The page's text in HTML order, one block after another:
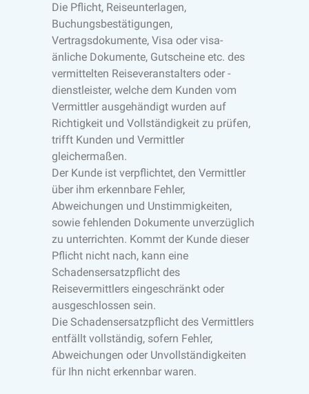
Die Pflicht, Reiseunterlagen,
Buchungsbestätigungen,
Vertragsdokumente, Visa oder visa-
änliche Dokumente, Gutscheine etc. des
vermittelten Reiseveranstalters oder -
dienstleister, welche dem Kunden vom
Vermittler ausgehändigt wurden auf
Richtigkeit und Vollständigkeit zu prüfen,
trifft Kunden und Vermittler
gleichermaßen.
Der Kunde ist verpflichtet, den Vermittler
über ihm erkennbare Fehler,
Abweichungen und Unstimmigkeiten,
sowie fehlenden Dokumente unverzüglich
zu unterrichten. Kommt der Kunde dieser
Pflicht nicht nach, kann eine
Schadensersatzpflicht des
Reisevermittlers eingeschränkt oder
ausgeschlossen sein.
Die Schadensersatzpflicht des Vermittlers
entfällt vollständig, sofern Fehler,
Abweichungen oder Unvollständigkeiten
für Ihn nicht erkennbar waren.